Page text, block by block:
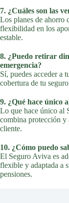
7. ¿Cuáles son las
Los planes de ahorro
flexibilidad en los
estable.
8. ¿Puedo retirar
emergencia?
Sí, puedes acceder a
cobertura de tu
9. ¿Qué hace único
Lo que hace único al
combina protección y
cliente.
10. ¿Cómo puedo
El Seguro Aviva es
flexible y adaptada a
pensiones.